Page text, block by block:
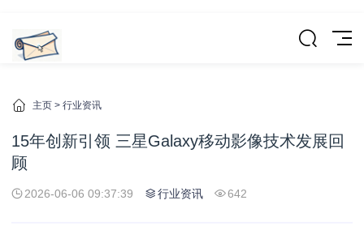
主页 > 行业资讯
15年创新引领 三星Galaxy移动影像技术发展回
顾
2026-06-06 09:37:39 行业资讯 642